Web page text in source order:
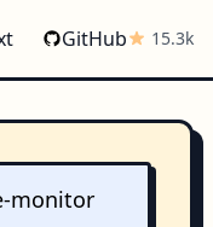
GitHub 15.3k